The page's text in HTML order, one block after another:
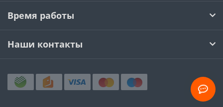
Время работы
Наши контакты